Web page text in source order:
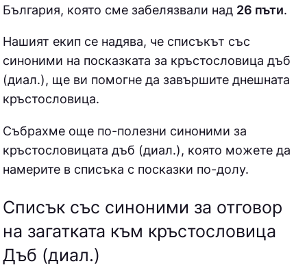
България, която сме забелязвали над 26 пъти.
Нашият екип се надява, че списъкът със
синоними на посказката за кръстословица дъб
(диал.), ще ви помогне да завършите днешната
кръстословица.
Събрахме още по-полезни синоними за
кръстословицата дъб (диал.), която можете да
намерите в списъка с посказки по-долу.
Списък със синоними за отговор
на загатката към кръстословица
Дъб (диал.)